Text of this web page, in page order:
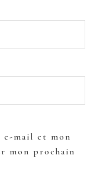
e-mail et mon
mon prochain